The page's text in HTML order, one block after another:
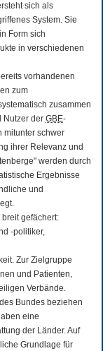
sich als
System. Sie
Form sich
in verschiedenen
vorhandenen
zum
zusammen
Nutzer der GBE-
mitunter schwer
ihrer Relevanz und
werden durch
Ergebnisse
und
gefächert:
-politiker,
Zur Zielgruppe
und Patienten,
Verbände.
Bundes beziehen
eine
der Länder. Auf
Grundlage für